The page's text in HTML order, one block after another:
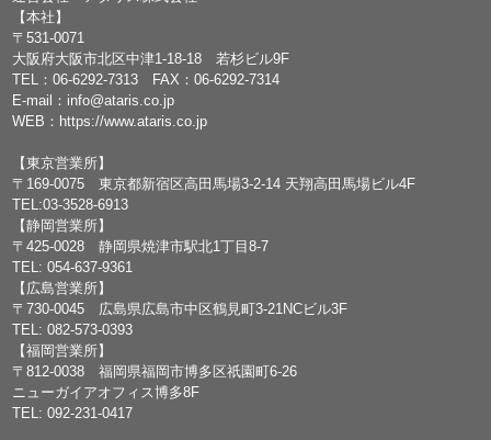
【本社】
〒531-0071
大阪府大阪市北区中津1-18-18 若杉ビル9F
TEL：06-6292-7313 FAX：06-6292-7314
E-mail： info@ataris.co.jp
WEB： https://www.ataris.co.jp
【東京営業所】
〒169-0075 東京都新宿区高田馬場3-2-14 天翔高田馬場ビル4F
TEL:03-3528-6913
【静岡営業所】
〒425-0028 静岡県焼津市駅北1丁目8-7
TEL: 054-637-9361
【広島営業所】
〒730-0045 広島県広島市中区鶴見町3-21NCビル3F
TEL: 082-573-0393
【福岡営業所】
〒812-0038 福岡県福岡市博多区祇園町6-26
ニューガイアオフィス博多8F
TEL: 092-231-0417